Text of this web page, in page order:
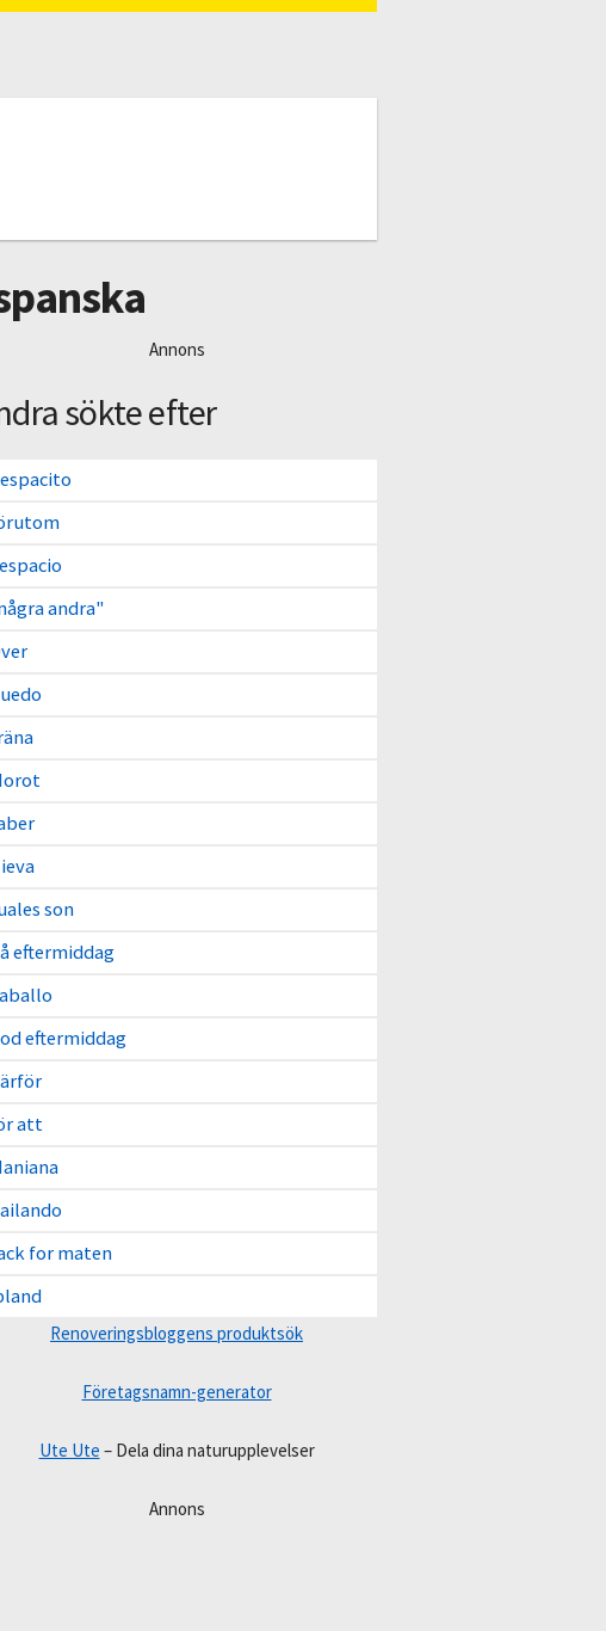
Annons
sökte efter
andra"
son
eftermiddag
eftermiddag
att
for maten
Renoveringsbloggens produktsök
Företagsnamn-generator
Ute Ute – Dela dina naturupplevelser
Annons